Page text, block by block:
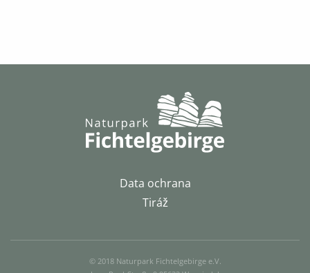
Data ochrana
Tiráž
© 2018 Naturpark Fichtelgebirge e.V.